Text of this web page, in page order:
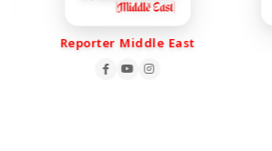
Reporter Middle East